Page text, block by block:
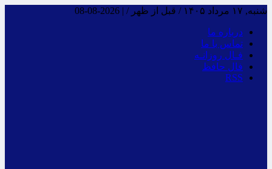
شنبه, ۱۷ مرداد ۱۴۰۵ / قبل از ظهر / |
2026-08-08
درباره ما
تماس با ما
فـال روزانـه
فال حافظ
RSS